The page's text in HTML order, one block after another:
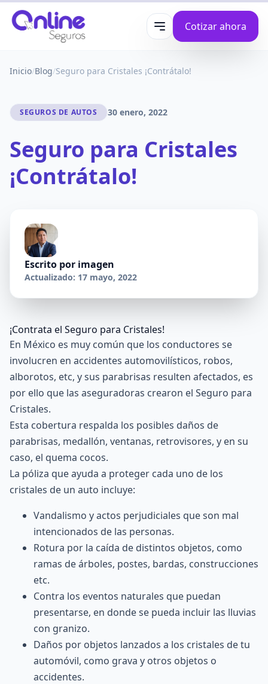
Abrir menúCotizar ahora
Inicio/Blog/Seguro para Cristales ¡Contrátalo!
SEGUROS DE AUTOS 30 enero, 2022
Seguro para Cristales
¡Contrátalo!
Escrito por imagen
Actualizado: 17 mayo, 2022
¡Contrata el Seguro para Cristales!
En México es muy común que los conductores se
involucren en accidentes automovilísticos, robos,
alborotos, etc, y sus parabrisas resulten afectados, es
por ello que las aseguradoras crearon el Seguro para
Cristales.
Esta cobertura respalda los posibles daños de
parabrisas, medallón, ventanas, retrovisores, y en su
caso, el quema cocos.
La póliza que ayuda a proteger cada uno de los
cristales de un auto incluye:
Vandalismo y actos perjudiciales que son mal
intencionados de las personas.
Rotura por la caída de distintos objetos, como
ramas de árboles, postes, bardas, construcciones
etc.
Contra los eventos naturales que puedan
presentarse, en donde se pueda incluir las lluvias
con granizo.
Daños por objetos lanzados a los cristales de tu
automóvil, como grava y otros objetos o
accidentes.